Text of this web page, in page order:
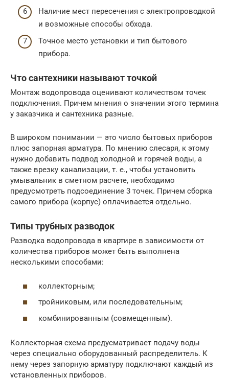
Наличие мест пересечения с электропроводкой
и возможные способы обхода.
Точное место установки и тип бытового
прибора.
Что сантехники называют точкой
Монтаж водопровода оценивают количеством точек
подключения. Причем мнения о значении этого термина
у заказчика и сантехника разные.
В широком понимании — это число бытовых приборов
плюс запорная арматура. По мнению слесаря, к этому
нужно добавить подвод холодной и горячей воды, а
также врезку канализации, т. е., чтобы установить
умывальник в сметном расчете, необходимо
предусмотреть подсоединение 3 точек. Причем сборка
самого прибора (корпус) оплачивается отдельно.
Типы трубных разводок
Разводка водопровода в квартире в зависимости от
количества приборов может быть выполнена
несколькими способами:
коллекторным;
тройниковым, или последовательным;
комбинированным (совмещенным).
Коллекторная схема предусматривает подачу воды
через специально оборудованный распределитель. К
нему через запорную арматуру подключают каждый из
установленных приборов.